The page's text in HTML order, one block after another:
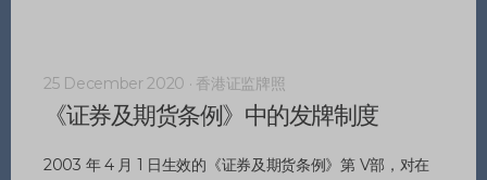
25 December 2020 · 香港证监牌照
《证券及期货条例》中的发牌制度
2003 年 4 月 1 日生效的《证券及期货条例》第 V部，对在